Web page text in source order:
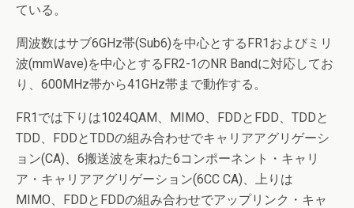
ている。
周波数はサブ6GHz帯(Sub6)を中心とするFR1およびミリ
波(mmWave)を中心とするFR2-1のNR Bandに対応してお
り、600MHz帯から41GHz帯まで動作する。
FR1では下りは1024QAM、MIMO、FDDとFDD、TDDと
TDD、FDDとTDDの組み合わせでキャリアアグリゲーシ
ョン(CA)、6搬送波を束ねた6コンポーネント・キャリ
ア・キャリアアグリゲーション(6CC CA)、上りは
MIMO、FDDとFDDの組み合わせでアップリンク・キャ